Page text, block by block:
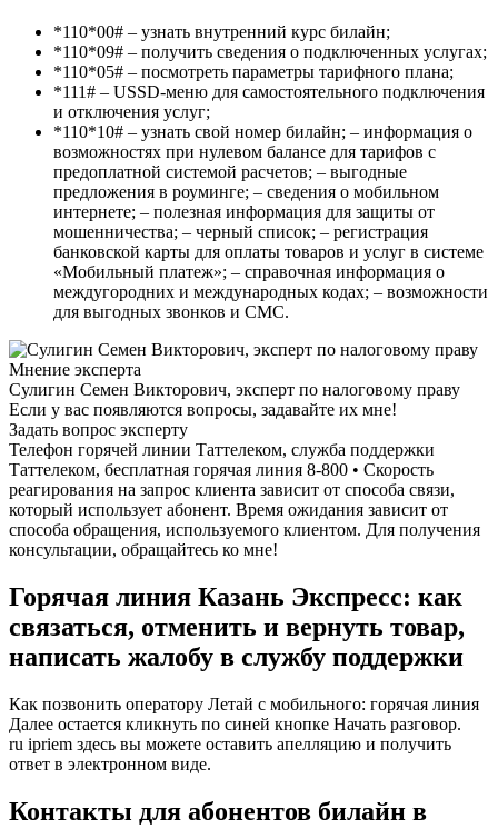
*110*00# – узнать внутренний курс билайн;
*110*09# – получить сведения о подключенных услугах;
*110*05# – посмотреть параметры тарифного плана;
*111# – USSD-меню для самостоятельного подключения
и отключения услуг;
*110*10# – узнать свой номер билайн; – информация о
возможностях при нулевом балансе для тарифов с
предоплатной системой расчетов; – выгодные
предложения в роуминге; – сведения о мобильном
интернете; – полезная информация для защиты от
мошенничества; – черный список; – регистрация
банковской карты для оплаты товаров и услуг в системе
«Мобильный платеж»; – справочная информация о
междугородних и международных кодах; – возможности
для выгодных звонков и СМС.
Мнение эксперта
Сулигин Семен Викторович, эксперт по налоговому праву
Если у вас появляются вопросы, задавайте их мне!
Задать вопрос эксперту
Телефон горячей линии Таттелеком, служба поддержки
Таттелеком, бесплатная горячая линия 8-800 • Скорость
реагирования на запрос клиента зависит от способа связи,
который использует абонент. Время ожидания зависит от
способа обращения, используемого клиентом. Для получения
консультации, обращайтесь ко мне!
Горячая линия Казань Экспресс: как
связаться, отменить и вернуть товар,
написать жалобу в службу поддержки
Как позвонить оператору Летай с мобильного: горячая линия
Далее остается кликнуть по синей кнопке Начать разговор.
ru ipriem здесь вы можете оставить апелляцию и получить
ответ в электронном виде.
Контакты для абонентов билайн в